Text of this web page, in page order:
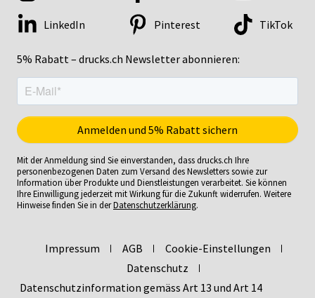
5% Rabatt – drucks.ch Newsletter abonnieren:
LinkedIn Pinterest TikTok
Mit der Anmeldung sind Sie einverstanden, dass drucks.ch Ihre
personenbezogenen Daten zum Versand des Newsletters sowie zur
Information über Produkte und Dienstleistungen verarbeitet. Sie können
Ihre Einwilligung jederzeit mit Wirkung für die Zukunft widerrufen. Weitere
Hinweise finden Sie in derDatenschutzerklärung.
Impressum AGB
Cookie-Einstellungen
Datenschutz
Datenschutzinformation gemäss Art 13 und Art 14